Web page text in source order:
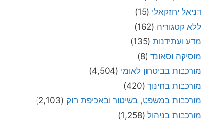
דניאל יחזקאלי (15)
ללא קטגוריה (162)
מדע ועתידנות (135)
מוסיקה וסאונד (8)
מורכבות בביטחון לאומי (4,504)
מורכבות בחינוך (420)
מורכבות במשפט, בשיטור ובאכיפת חוק (2,103)
מורכבות בניהול (1,258)